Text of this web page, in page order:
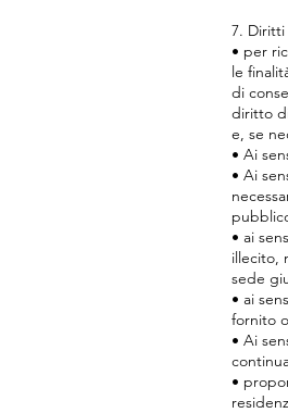
7.
• per
le
di
diritto
e, se
• Ai
• Ai
• ai
illecito,
sede
• ai
fornito
• Ai
•